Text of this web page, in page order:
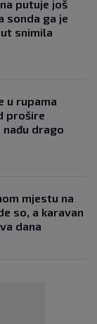
putuje još
sonda ga je
snimila
u rupama
prošire
nađu drago
mjestu na
so, a karavan
dana